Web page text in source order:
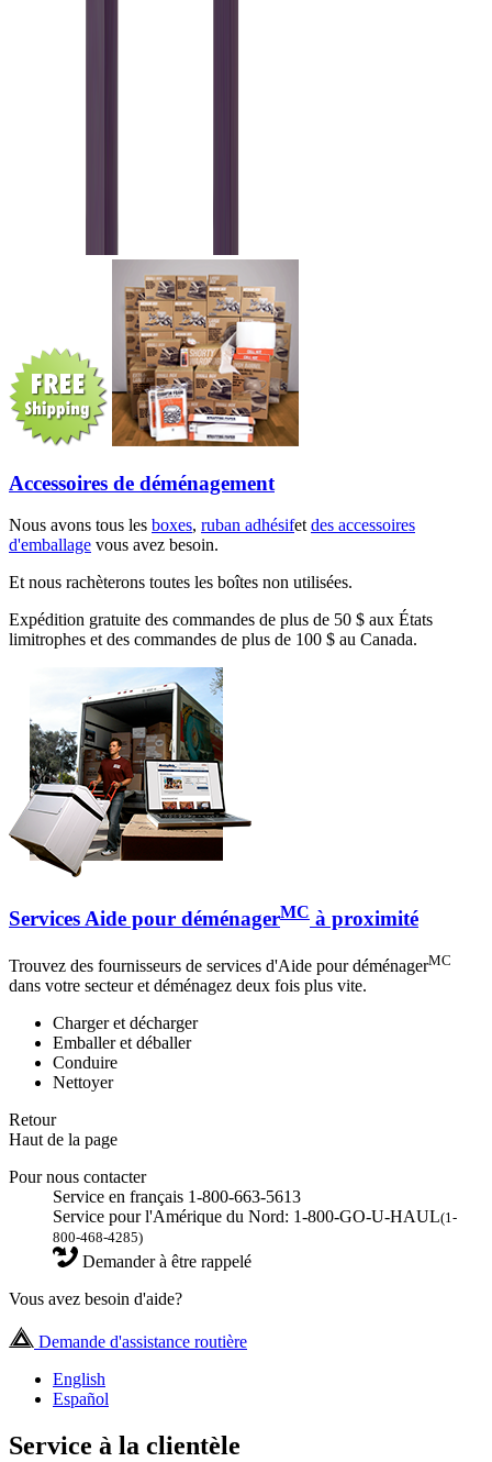
Accessoires de déménagement
Nous avons tous les boxes, ruban adhésifetdes accessoires
d'emballage vous avez besoin.
Et nous rachèterons toutes les boîtes non utilisées.
Expédition gratuite des commandes de plus de 50 $ aux États
limitrophes et des commandes de plus de 100 $ au Canada.
Services Aide pour déménagerMC à proximité
Trouvez des fournisseurs de services d'Aide pour déménagerMC
dans votre secteur et déménagez deux fois plus vite.
Charger et décharger
Emballer et déballer
Conduire
Nettoyer
Retour
Haut de la page
Pour nous contacter
Service en français 1-800-663-5613
Service pour l'Amérique du Nord: 1-800-GO-U-HAUL(1-
800-468-4285)
Demander à être rappelé
Vous avez besoin d'aide?
Demande d'assistance routière
English
Español
Service à la clientèle